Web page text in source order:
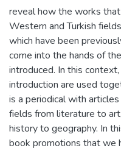
reveal how the works
Western and Turkish
which have been
come into the hands of
introduced. In this
introduction are used
is a periodical with
fields from literature to
history to geography. In
book promotions that we